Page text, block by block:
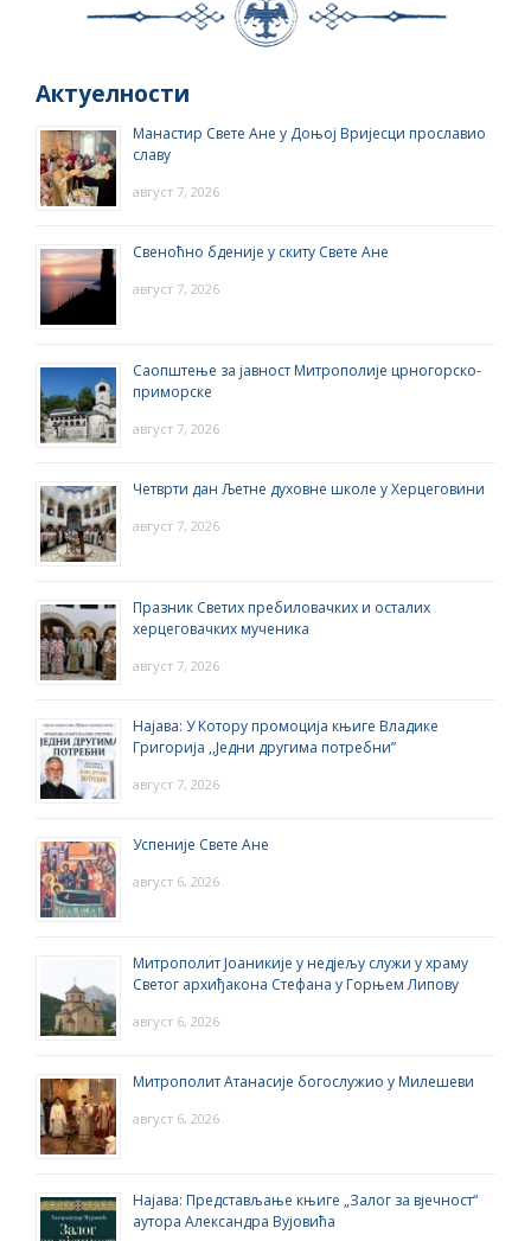
Актуелности
Манастир Свете Ане у Доњој Вријесци прославио
славу
август 7, 2026
Свеноћно бденије у скиту Свете Ане
август 7, 2026
Саопштење за јавност Митрополије црногорско-
приморске
август 7, 2026
Четврти дан Љетне духовне школе у Херцеговини
август 7, 2026
Празник Светих пребиловачких и осталих
херцеговачких мученика
август 7, 2026
Најава: У Котору промоција књиге Владике
Григорија ,,Једни другима потребни”
август 7, 2026
Успеније Свете Ане
август 6, 2026
Митрополит Јоаникије у недјељу служи у храму
Светог архиђакона Стефана у Горњем Липову
август 6, 2026
Митрополит Атанасије богослужио у Милешеви
август 6, 2026
Најава: Представљање књиге „Залог за вјечност“
аутора Александра Вујовића